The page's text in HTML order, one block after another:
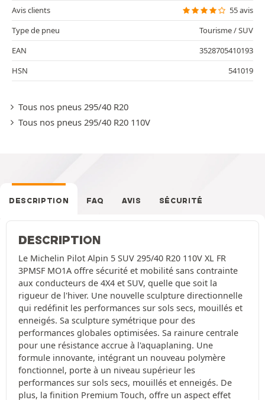
Avis clients
55 avis
Type de pneu
Tourisme / SUV
EAN
3528705410193
HSN
541019
Tous nos pneus 295/40 R20
Tous nos pneus 295/40 R20 110V
DESCRIPTION FAQ AVIS SÉCURITÉ
DESCRIPTION
Le Michelin Pilot Alpin 5 SUV 295/40 R20 110V XL FR
3PMSF MO1A offre sécurité et mobilité sans contrainte
aux conducteurs de 4X4 et SUV, quelle que soit la
rigueur de l'hiver. Une nouvelle sculpture directionnelle
qui redéfinit les performances sur sols secs, mouillés et
enneigés. Sa sculpture symétrique pour des
performances globales optimisées. Sa rainure centrale
pour une résistance accrue à l'aquaplaning. Une
formule innovante, intégrant un nouveau polymère
fonctionnel, porte à un niveau supérieur les
performances sur sols secs, mouillés et enneigés. De
plus, la finition Premium Touch, offre un aspect effet